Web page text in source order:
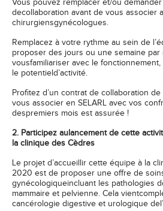
Vous pouvez remplacer et/ou
decollaboration avant de vous associer
chirurgiensgynécologues.
Remplacez à votre rythme au sein de
proposer des jours ou une semaine par
vousfamiliariser avec le fonctionnement,
le potentield’activité.
Profitez d’un contrat de collaboration
vous associer en SELARL avec vos
despremiers mois est assurée !
2. Participez aulancement de cette
la clinique des Cèdres
Le projet d’accueillir cette équipe à la
2020 est de proposer une offre de
gynécologiqueincluant les pathologies
mammaire et pelvienne. Cela
cancérologie digestive et urologique